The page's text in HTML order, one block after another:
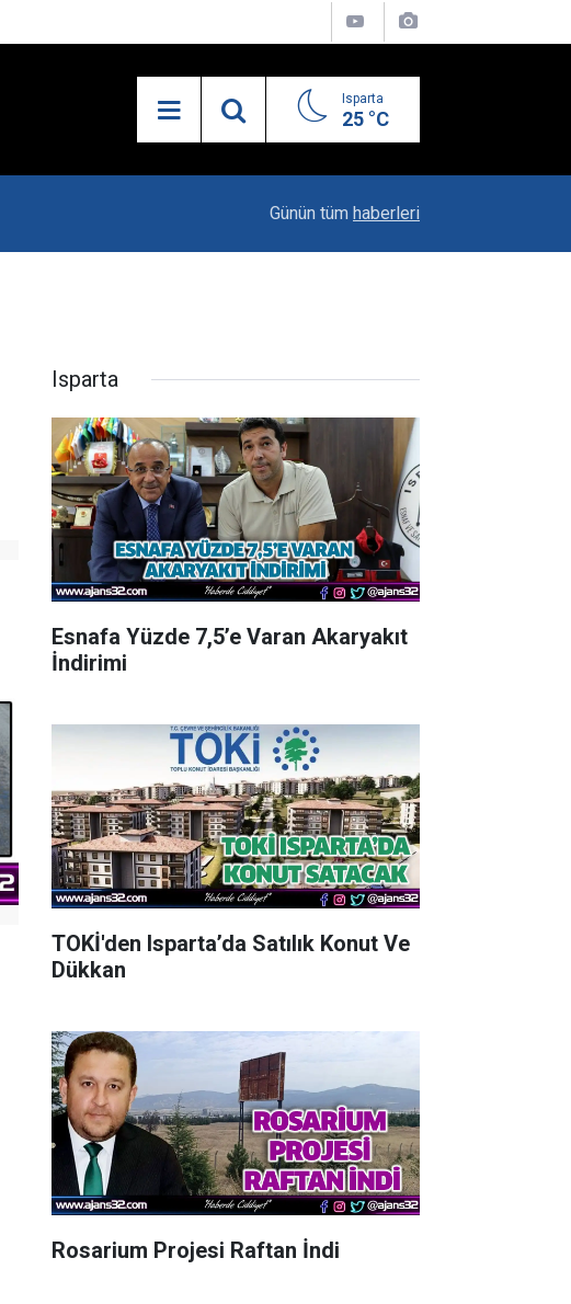
Isparta
25 °C
Vali Erin: Bu İşin Kenarında Olanlara Bile Bu
Günün tüm haberleri
Isparta
Esnafa Yüzde 7,5’e Varan Akaryakıt
İndirimi
TOKİ'den Isparta’da Satılık Konut Ve
Dükkan
Rosarium Projesi Raftan İndi